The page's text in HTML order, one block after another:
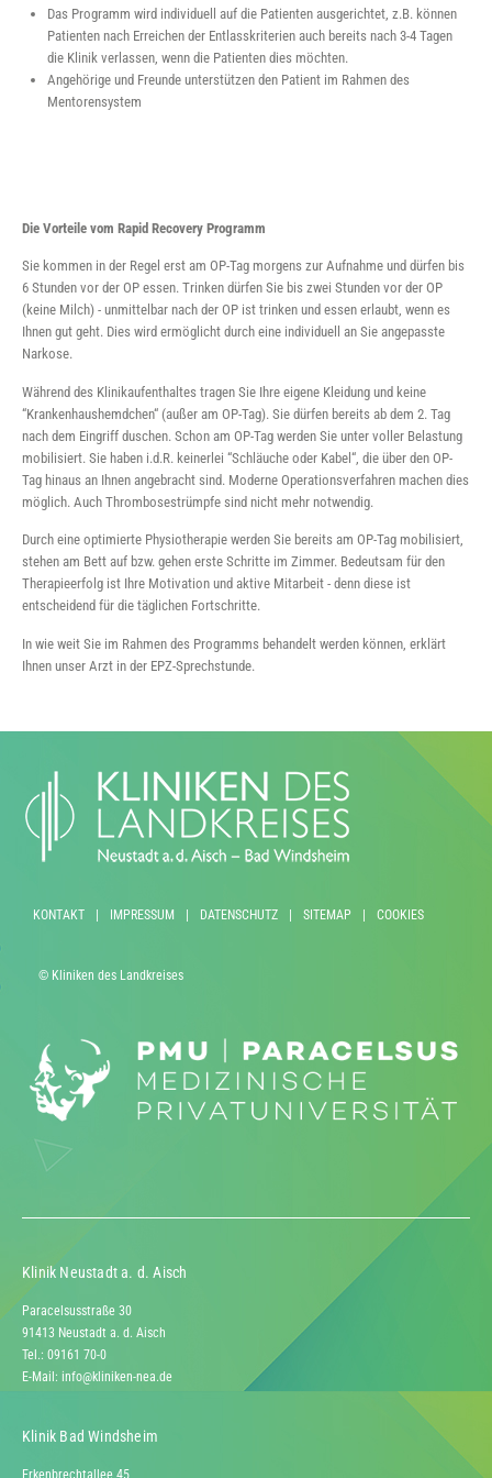
Das Programm wird individuell auf die Patienten ausgerichtet, z.B. können
Patienten nach Erreichen der Entlasskriterien auch bereits nach 3-4 Tagen
die Klinik verlassen, wenn die Patienten dies möchten.
Angehörige und Freunde unterstützen den Patient im Rahmen des
Mentorensystem
Die Vorteile vom Rapid Recovery Programm
Sie kommen in der Regel erst am OP-Tag morgens zur Aufnahme und dürfen bis
6 Stunden vor der OP essen. Trinken dürfen Sie bis zwei Stunden vor der OP
(keine Milch) - unmittelbar nach der OP ist trinken und essen erlaubt, wenn es
Ihnen gut geht. Dies wird ermöglicht durch eine individuell an Sie angepasste
Narkose.
Während des Klinikaufenthaltes tragen Sie Ihre eigene Kleidung und keine
“Krankenhaushemdchen“ (außer am OP-Tag). Sie dürfen bereits ab dem 2. Tag
nach dem Eingriff duschen. Schon am OP-Tag werden Sie unter voller Belastung
mobilisiert. Sie haben i.d.R. keinerlei “Schläuche oder Kabel“, die über den OP-
Tag hinaus an Ihnen angebracht sind. Moderne Operationsverfahren machen dies
möglich. Auch Thrombosestrümpfe sind nicht mehr notwendig.
Durch eine optimierte Physiotherapie werden Sie bereits am OP-Tag mobilisiert,
stehen am Bett auf bzw. gehen erste Schritte im Zimmer. Bedeutsam für den
Therapieerfolg ist Ihre Motivation und aktive Mitarbeit - denn diese ist
entscheidend für die täglichen Fortschritte.
In wie weit Sie im Rahmen des Programms behandelt werden können, erklärt
Ihnen unser Arzt in der EPZ-Sprechstunde.
KONTAKT | IMPRESSUM | DATENSCHUTZ | SITEMAP | COOKIES
© Kliniken des Landkreises
Klinik Neustadt a. d. Aisch
Paracelsusstraße 30
91413 Neustadt a. d. Aisch
Tel.: 09161 70-0
E-Mail: info@kliniken-nea.de
Klinik Bad Windsheim